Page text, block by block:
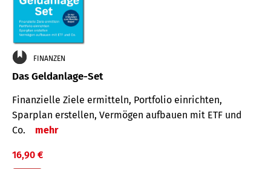
FINANZEN
Das Geldanlage-Set
Finanzielle Ziele ermitteln, Portfolio einrichten,
Sparplan erstellen, Vermögen aufbauen mit ETF und
Co.
mehr
16,90 €